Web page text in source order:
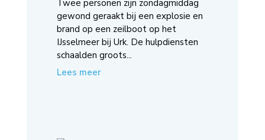
Twee personen zijn zondagmiddag
gewond geraakt bij een explosie en
brand op een zeilboot op het
IJsselmeer bij Urk. De hulpdiensten
schaalden groots...
Lees meer